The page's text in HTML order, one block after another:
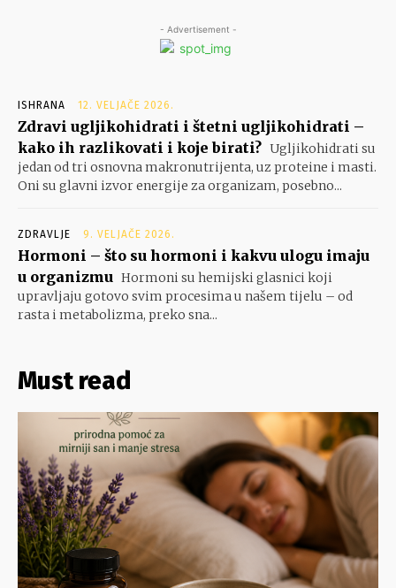
- Advertisement -
ISHRANA 12. VELJAČE 2026.
Zdravi ugljikohidrati i štetni ugljikohidrati –
kako ih razlikovati i koje birati? Ugljikohidrati su
jedan od tri osnovna makronutrijenta, uz proteine i masti.
Oni su glavni izvor energije za organizam, posebno...
ZDRAVLJE 9. VELJAČE 2026.
Hormoni – što su hormoni i kakvu ulogu imaju
u organizmu Hormoni su hemijski glasnici koji
upravljaju gotovo svim procesima u našem tijelu – od
rasta i metabolizma, preko sna...
Must read